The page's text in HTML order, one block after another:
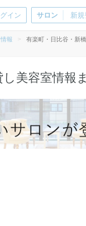
イン サロン 新
報 >
有楽町・日比谷・新
美容室情報